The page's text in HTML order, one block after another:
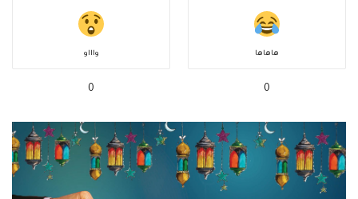
هاهاها
0
واااو
0